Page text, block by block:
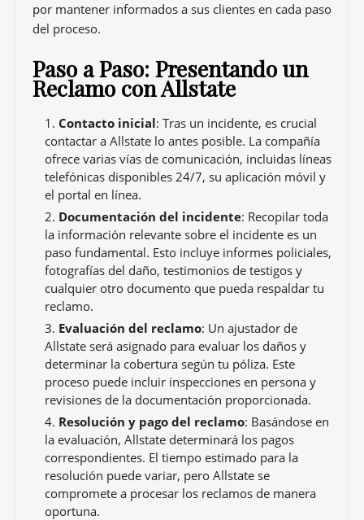
por mantener informados a sus clientes en cada paso
del proceso.
Paso a Paso: Presentando un
Reclamo con Allstate
Contacto inicial: Tras un incidente, es crucial
contactar a Allstate lo antes posible. La compañía
ofrece varias vías de comunicación, incluidas líneas
telefónicas disponibles 24/7, su aplicación móvil y
el portal en línea.
Documentación del incidente: Recopilar toda
la información relevante sobre el incidente es un
paso fundamental. Esto incluye informes policiales,
fotografías del daño, testimonios de testigos y
cualquier otro documento que pueda respaldar tu
reclamo.
Evaluación del reclamo: Un ajustador de
Allstate será asignado para evaluar los daños y
determinar la cobertura según tu póliza. Este
proceso puede incluir inspecciones en persona y
revisiones de la documentación proporcionada.
Resolución y pago del reclamo: Basándose en
la evaluación, Allstate determinará los pagos
correspondientes. El tiempo estimado para la
resolución puede variar, pero Allstate se
compromete a procesar los reclamos de manera
oportuna.